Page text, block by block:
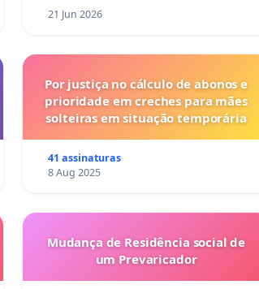
21 Jun 2026
Por justiça no cálculo de abonos e
prioridade em creches para mães
solteiras em situação temporária
41 assinaturas
8 Aug 2025
Mudança de Residência social de
um Prevaricador